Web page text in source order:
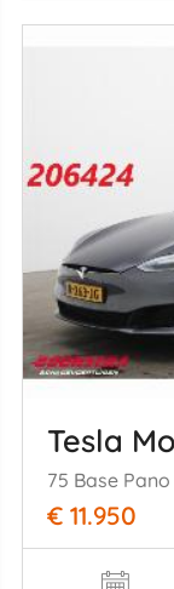
Tesla
€ 11.950